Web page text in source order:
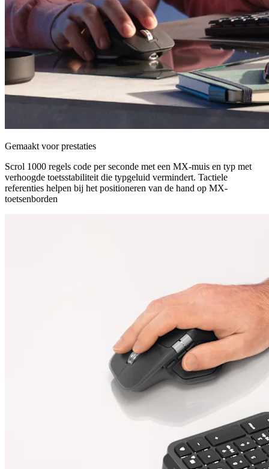
Gemaakt voor prestaties
Scrol 1000 regels code per seconde met een MX-muis en typ met
verhoogde toetsstabiliteit die typgeluid vermindert. Tactiele
referenties helpen bij het positioneren van de hand op MX-
toetsenborden